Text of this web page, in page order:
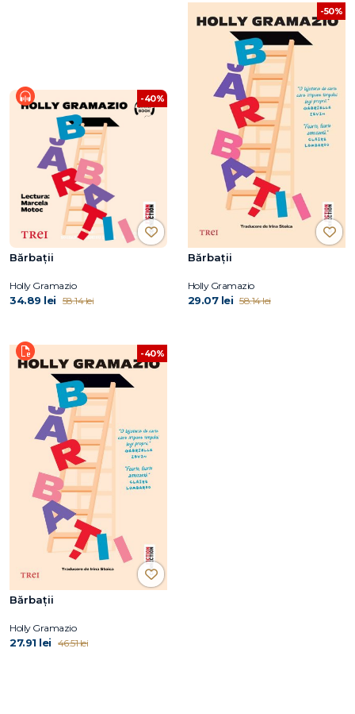
-40%
Bărbații
Holly Gramazio
34.89 lei 58.14 lei
-50%
Bărbații
Holly Gramazio
29.07 lei 58.14 lei
-40%
Bărbații
Holly Gramazio
27.91 lei 46.51 lei